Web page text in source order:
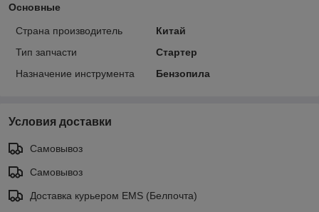
Основные
Страна производитель
Китай
Тип запчасти
Стартер
Назначение инструмента
Бензопила
Условия доставки
Самовывоз
Самовывоз
Доставка курьером EMS (Белпочта)